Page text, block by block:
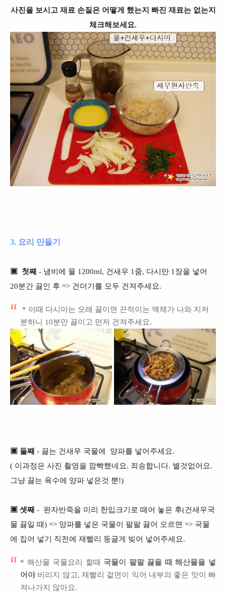
사진을 보시고 재료 손질은 어떻게 했는지 빠진 재료는 없는지
체크해보세요.
3. 요리 만들기
▣ 첫째 - 냄비에 물 1200ml, 건새우 1줌, 다시만 1장을 넣어
20분간 끓인 후 => 건더기를 모두 건져주세요.
* 이때 다시마는 오래 끓이면 끈적이는 액체가 나와 지저
분하니 10분만 끓이고 먼저 건져주세요.
▣ 둘째 - 끓는 건새우 국물에 양파를 넣어주세요.
( 이과정은 사진 촬영을 깜빡했네요. 죄송합니다. 별것없어요.
그냥 끓는 육수에 양파 넣은것 뿐!)
▣ 셋째 - 완자반죽을 미리 한입크기로 떼어 놓은 후(건새우국
물 끓일 때) => 양파를 넣은 국물이 팔팔 끓어 오르면 => 국물
에 집어 넣기 직전에 재빨리 둥글게 빚어 넣어주세요.
* 해산물 국물요리 할때 국물이 팔팔 끓을 때 해산물을 넣
어야 비리지 않고, 재빨리 겉면이 익어 내부의 좋은 맛이 빠
져나가지 않아요.